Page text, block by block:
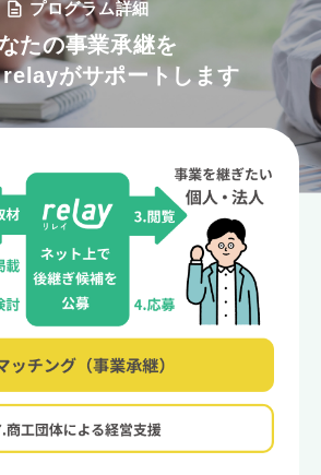
プログラム詳細
たの事業承継を
がサポートします